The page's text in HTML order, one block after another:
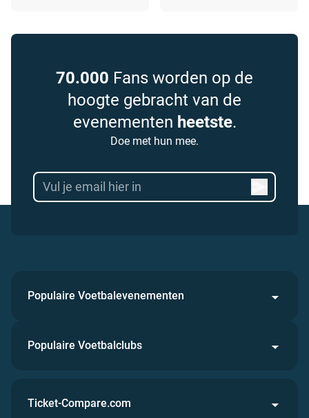
70.000 Fans worden op de
hoogte gebracht van de
evenementen heetste.
Doe met hun mee.
Populaire Voetbalevenementen
Populaire Voetbalclubs
Ticket-Compare.com